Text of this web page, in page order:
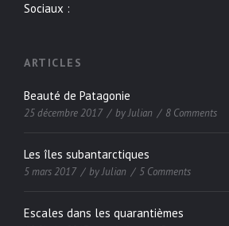
Sociaux :
ARTICLES
Beauté de Patagonie
25 décembre 2017 byJulian 8 Comments
Les îles subantarctiques
5 mars 2017 byJulian 5 Comments
Escales dans les quarantièmes